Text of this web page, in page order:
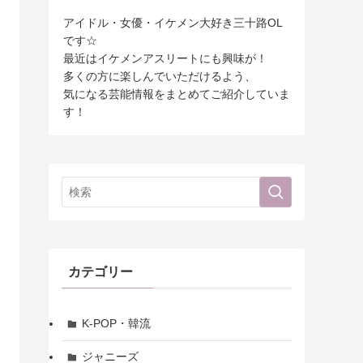
アイドル・女優・イケメン大好き三十路OL
です☆
最近はイケメンアスリートにも興味が！
多くの方に楽しんでいただけるよう、
気になる芸能情報をまとめてご紹介していま
す！
カテゴリー
K-POP・韓流
ジャニーズ